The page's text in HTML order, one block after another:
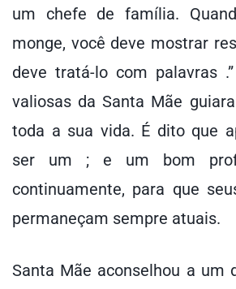
um chefe de família.
monge, você deve mostrar
deve tratá-lo com palavras
valiosas da Santa Mãe
toda a sua vida. É dito que
ser um ; e um bom
continuamente, para que
permaneçam sempre atuais.
Santa Mãe aconselhou a um